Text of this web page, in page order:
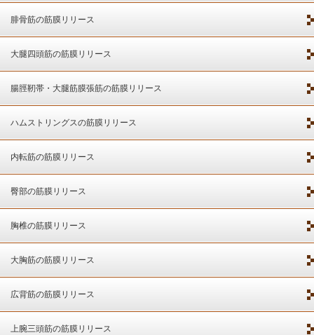
腓骨筋の筋膜リリース
大腿四頭筋の筋膜リリース
腸脛靭帯・大腿筋膜張筋の筋膜リリース
ハムストリングスの筋膜リリース
内転筋の筋膜リリース
臀部の筋膜リリース
胸椎の筋膜リリース
大胸筋の筋膜リリース
広背筋の筋膜リリース
上腕三頭筋の筋膜リリース